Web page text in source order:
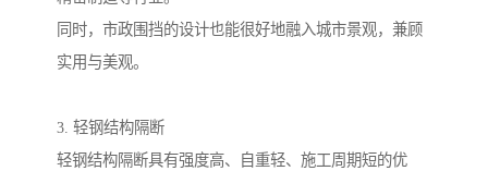
同时，市政围挡的设计也能很好地融入城市景观，兼顾
实用与美观。
3. 轻钢结构隔断
轻钢结构隔断具有强度高、自重轻、施工周期短的优